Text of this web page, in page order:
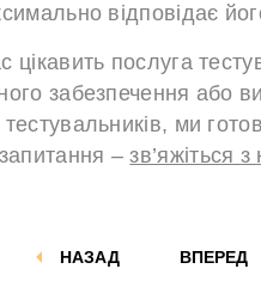
відповідає
цікавить послуга
забезпечення або
ми
–зв’яжіться
ВПЕРЕД
НАЗАД